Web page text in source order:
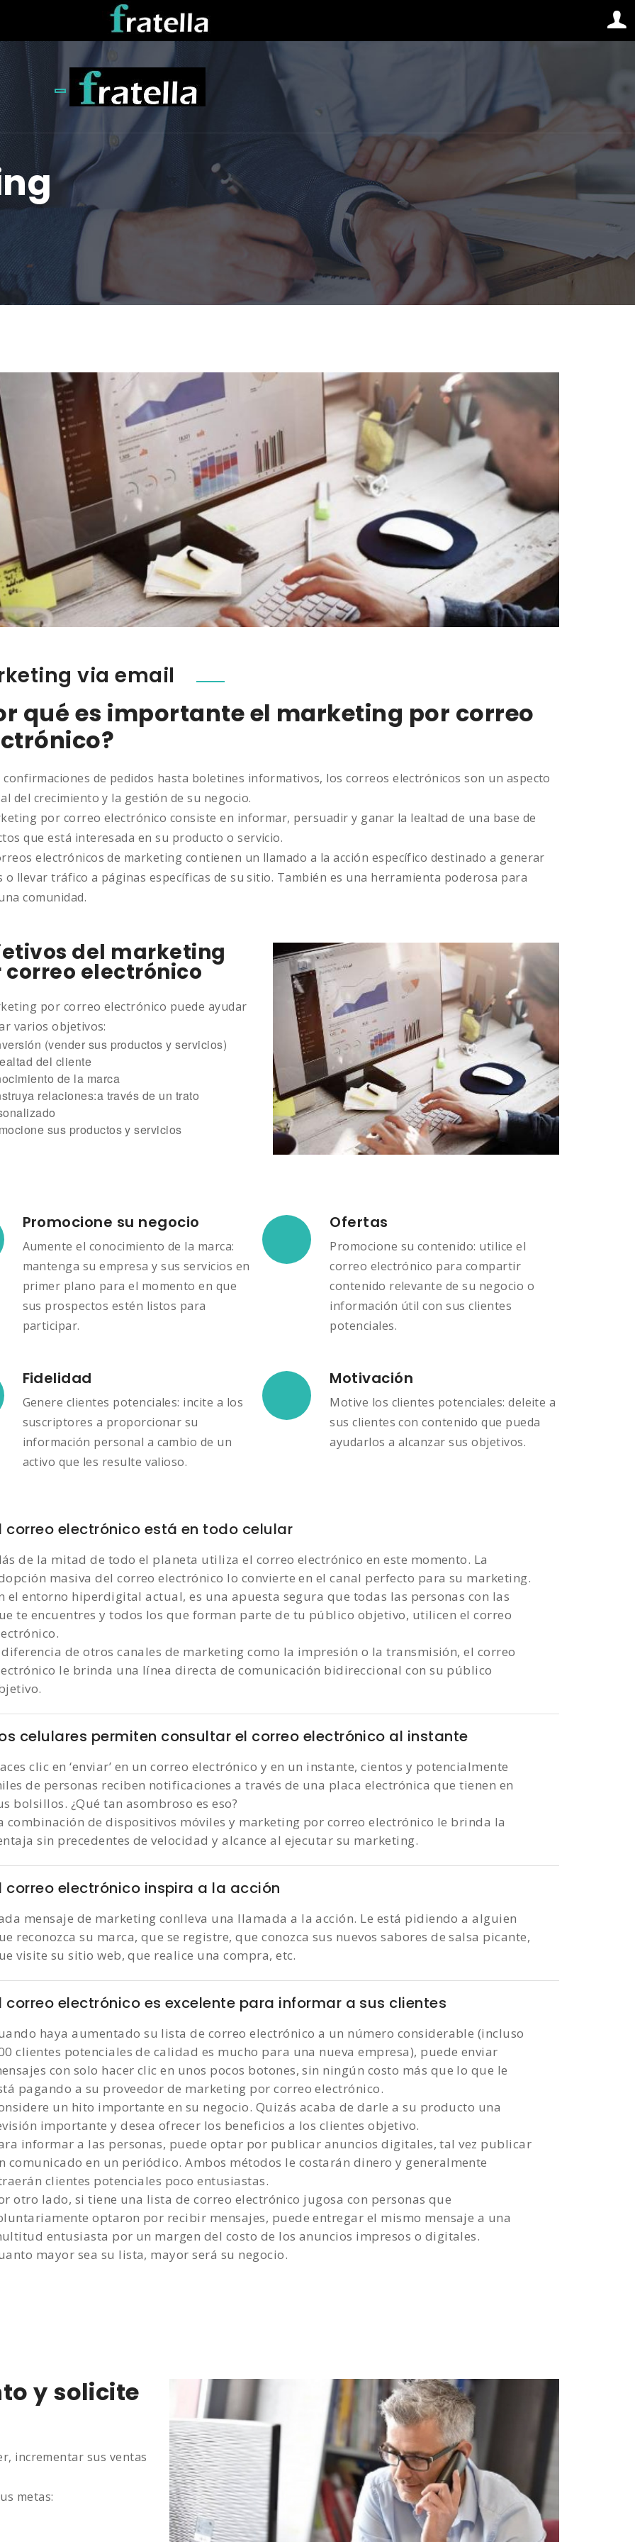
Toggle navigation
via email
qué es importante el marketing por correo
confirmaciones de pedidos hasta boletines informativos, los correos electrónicos son un aspecto
del crecimiento y la gestión de su negocio.
por correo electrónico consiste en informar, persuadir y ganar la lealtad de una base de
que está interesada en su producto o servicio.
electrónicos de marketing contienen un llamado a la acción específico destinado a generar
o llevar tráfico a páginas específicas de su sitio. También es una herramienta poderosa para
comunidad.
del marketing
correo electrónico
por correo electrónico puede ayudar
varios objetivos:
(vender sus productos y servicios)
del cliente
de la marca
relaciones:a través de un trato
sus productos y servicios
Promocione su negocio
Aumente el conocimiento de la marca:
mantenga su empresa y sus servicios en
primer plano para el momento en que
sus prospectos estén listos para
participar.
Ofertas
Promocione su contenido: utilice el
correo electrónico para compartir
contenido relevante de su negocio o
información útil con sus clientes
potenciales.
Fidelidad
Genere clientes potenciales: incite a los
suscriptores a proporcionar su
información personal a cambio de un
activo que les resulte valioso.
Motivación
Motive los clientes potenciales: deleite a
sus clientes con contenido que pueda
ayudarlos a alcanzar sus objetivos.
correo electrónico está en todo celular
de la mitad de todo el planeta utiliza el correo electrónico en este momento. La
masiva del correo electrónico lo convierte en el canal perfecto para su marketing.
el entorno hiperdigital actual, es una apuesta segura que todas las personas con las
te encuentres y todos los que forman parte de tu público objetivo, utilicen el correo
diferencia de otros canales de marketing como la impresión o la transmisión, el correo
le brinda una línea directa de comunicación bidireccional con su público
celulares permiten consultar el correo electrónico al instante
clic en ‘enviar’ en un correo electrónico y en un instante, cientos y potencialmente
de personas reciben notificaciones a través de una placa electrónica que tienen en
bolsillos. ¿Qué tan asombroso es eso?
combinación de dispositivos móviles y marketing por correo electrónico le brinda la
sin precedentes de velocidad y alcance al ejecutar su marketing.
correo electrónico inspira a la acción
mensaje de marketing conlleva una llamada a la acción. Le está pidiendo a alguien
reconozca su marca, que se registre, que conozca sus nuevos sabores de salsa picante,
visite su sitio web, que realice una compra, etc.
correo electrónico es excelente para informar a sus clientes
haya aumentado su lista de correo electrónico a un número considerable (incluso
clientes potenciales de calidad es mucho para una nueva empresa), puede enviar
con solo hacer clic en unos pocos botones, sin ningún costo más que lo que le
pagando a su proveedor de marketing por correo electrónico.
un hito importante en su negocio. Quizás acaba de darle a su producto una
importante y desea ofrecer los beneficios a los clientes objetivo.
informar a las personas, puede optar por publicar anuncios digitales, tal vez publicar
comunicado en un periódico. Ambos métodos le costarán dinero y generalmente
clientes potenciales poco entusiastas.
otro lado, si tiene una lista de correo electrónico jugosa con personas que
optaron por recibir mensajes, puede entregar el mismo mensaje a una
entusiasta por un margen del costo de los anuncios impresos o digitales.
mayor sea su lista, mayor será su negocio.
y solicite
incrementar sus ventas
metas: